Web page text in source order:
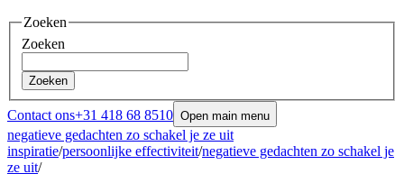
Zoeken
Zoeken
Zoeken
Contact ons+31 418 68 8510 Open main menu
negatieve gedachten zo schakel je ze uit
inspiratie/persoonlijke effectiviteit/negatieve gedachten zo schakel je
ze uit/